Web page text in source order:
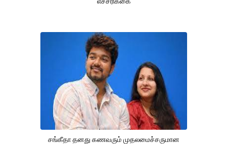
சங்கீதா தனது கணவரும் முதலமைச்சருமான